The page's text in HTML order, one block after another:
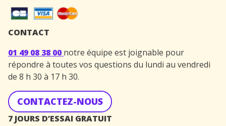
CONTACT
01 49 08 38 00 notre équipe est joignable pour
répondre à toutes vos questions du lundi au vendredi
de 8 h 30 à 17 h 30.
CONTACTEZ-NOUS
7 JOURS D’ESSAI GRATUIT